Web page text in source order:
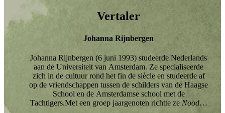
Vertaler
Johanna Rijnbergen
Johanna Rijnbergen (6 juni 1993) studeerde Nederlands
aan de Universiteit van Amsterdam. Ze specialiseerde
zich in de cultuur rond het fin de siècle en studeerde af
op de vriendschappen tussen de schilders van de Haagse
School en de Amsterdamse school met de
Tachtigers.Met een groep jaargenoten richtte ze Noodlot